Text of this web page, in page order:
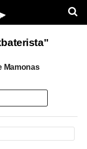
Mamonas